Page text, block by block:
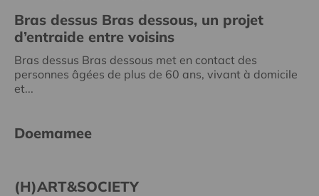
Bras dessus Bras dessous, un projet
d’entraide entre voisins
Bras dessus Bras dessous met en contact des
personnes âgées de plus de 60 ans, vivant à domicile
et...
Doemamee
(H)ART&SOCIETY